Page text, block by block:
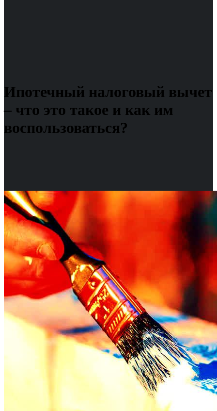
Ипотечный налоговый вычет
– что это такое и как им
воспользоваться?